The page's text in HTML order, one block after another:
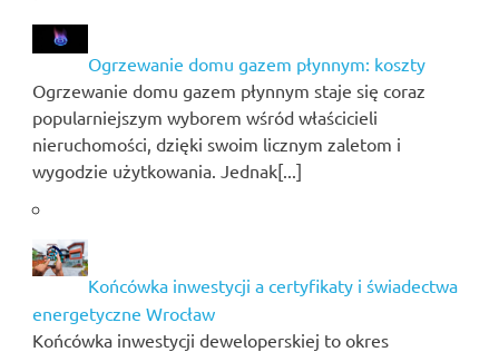
Ogrzewanie domu gazem płynnym: koszty
Ogrzewanie domu gazem płynnym staje się coraz
popularniejszym wyborem wśród właścicieli
nieruchomości, dzięki swoim licznym zaletom i
wygodzie użytkowania. Jednak[...]
Końcówka inwestycji a certyfikaty i świadectwa
energetyczne Wrocław
Końcówka inwestycji deweloperskiej to okres